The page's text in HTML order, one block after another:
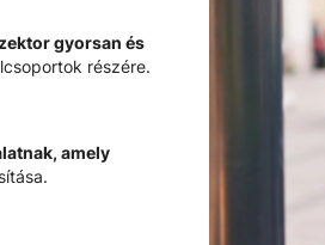
gyorsan és
részére.
amely